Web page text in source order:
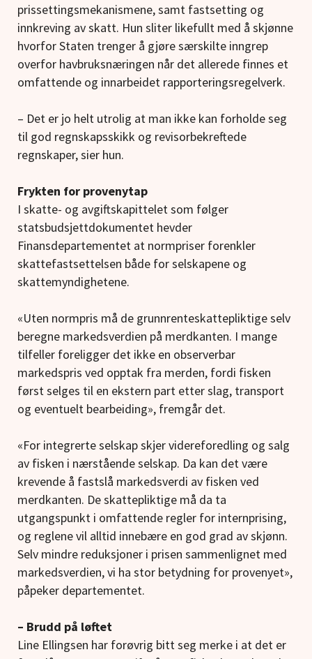
prissettingsmekanismene, samt fastsetting og
innkreving av skatt. Hun sliter likefullt med å skjønne
hvorfor Staten trenger å gjøre særskilte inngrep
overfor havbruksnæringen når det allerede finnes et
omfattende og innarbeidet rapporteringsregelverk.
– Det er jo helt utrolig at man ikke kan forholde seg
til god regnskapsskikk og revisorbekreftede
regnskaper, sier hun.
Frykten for provenytap
I skatte- og avgiftskapittelet som følger
statsbudsjettdokumentet hevder
Finansdepartementet at normpriser forenkler
skattefastsettelsen både for selskapene og
skattemyndighetene.
«Uten normpris må de grunnrenteskattepliktige selv
beregne markedsverdien på merdkanten. I mange
tilfeller foreligger det ikke en observerbar
markedspris ved opptak fra merden, fordi fisken
først selges til en ekstern part etter slag, transport
og eventuelt bearbeiding», fremgår det.
«For integrerte selskap skjer videreforedling og salg
av fisken i nærstående selskap. Da kan det være
krevende å fastslå markedsverdi av fisken ved
merdkanten. De skattepliktige må da ta
utgangspunkt i omfattende regler for internprising,
og reglene vil alltid innebære en god grad av skjønn.
Selv mindre reduksjoner i prisen sammenlignet med
markedsverdien, vi ha stor betydning for provenyet»,
påpeker departementet.
– Brudd på løftet
Line Ellingsen har forøvrig bitt seg merke i at det er